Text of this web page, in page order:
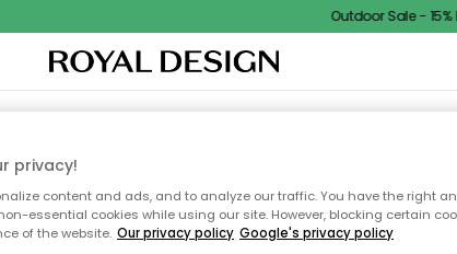
Outdoor Sale - 15%
TEKSTIILIT & MATOTKEITTIÖSÄILYTYSULKOKALUSTEET
privacy!
content and ads, and to analyze our traffic. You have the right
essential cookies while using our site. However, blocking certain
of the website. Our privacy policy Google's privacy policy